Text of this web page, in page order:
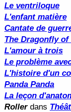
Le ventriloque
L'enfant matière
Cantate de
The Dragonfly
L'amour à trois
Le problème
L'histoire d'un
Panda Panda
La leçon
Rollerdans